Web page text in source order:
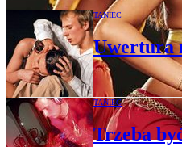
TANIEC
Uwertura
TANIEC
Trzeba